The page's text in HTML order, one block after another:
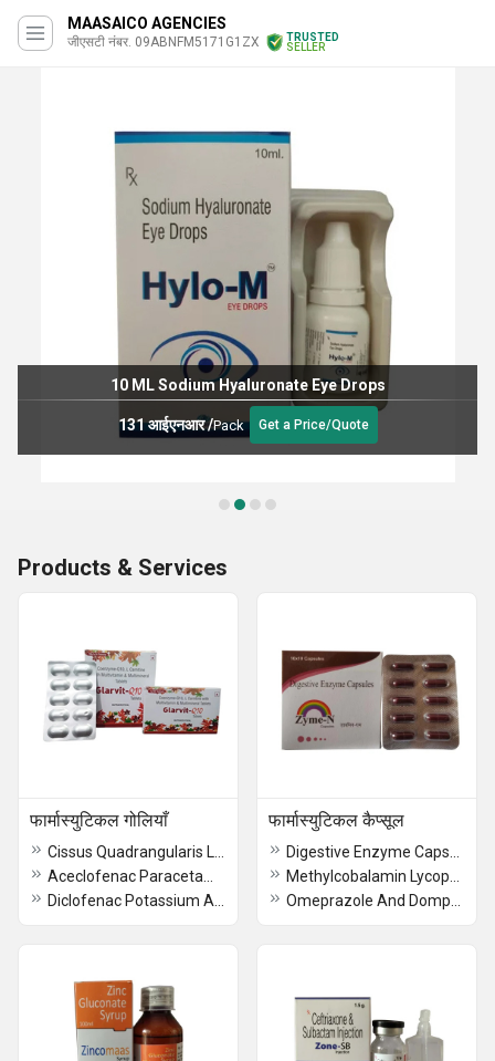
MAASAICO AGENCIES
जीएसटी नंबर. 09ABNFM5171G1ZX
TRUSTED
SELLER
10 ML Sodium Hyaluronate Eye Drops
131 आईएनआर/Pack Get a Price/Quote
Products & Services
फार्मास्युटिकल गोलियाँ फार्मास्युटिकल कैप्सूल